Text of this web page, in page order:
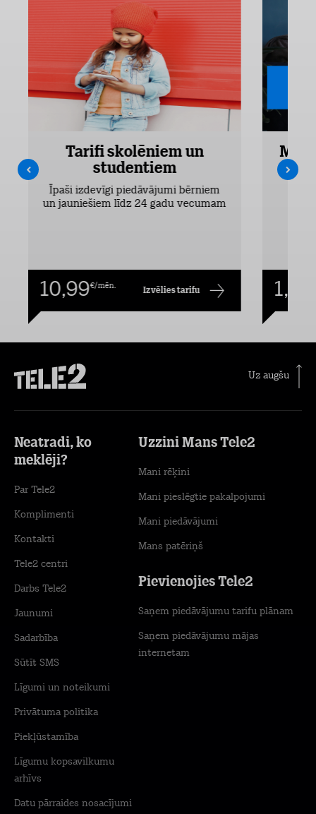
Tarifi skolēniem un
studentiem
Īpaši izdevīgi piedāvājumi bērniem
un jauniešiem līdz 24 gadu vecumam
10,99€/mēn. Izvēlies tarifu 1,00
Uz augšu
Neatradi, ko
meklēji?
Par Tele2
Komplimenti
Kontakti
Tele2 centri
Darbs Tele2
Jaunumi
Sadarbība
Sūtīt SMS
Līgumi un noteikumi
Privātuma politika
Piekļūstamība
Līgumu kopsavilkumu
arhīvs
Datu pārraides nosacījumi
Uzzini Mans Tele2
Mani rēķini
Mani pieslēgtie pakalpojumi
Mani piedāvājumi
Mans patēriņš
Pievienojies Tele2
Saņem piedāvājumu tarifu plānam
Saņem piedāvājumu mājas
internetam